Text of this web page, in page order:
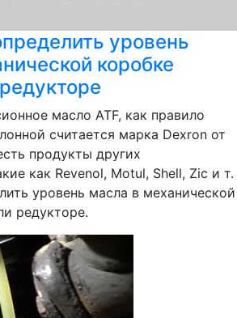
уровень
коробке
масло ATF, как правило
считается марка Dexron от
продукты других
как Revenol, Motul, Shell, Zic и т.
уровень масла в механической
редукторе.